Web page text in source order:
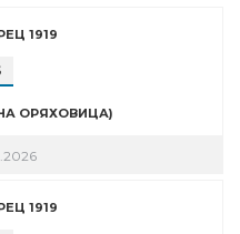
1919
ОРЯХОВИЦА)
1919